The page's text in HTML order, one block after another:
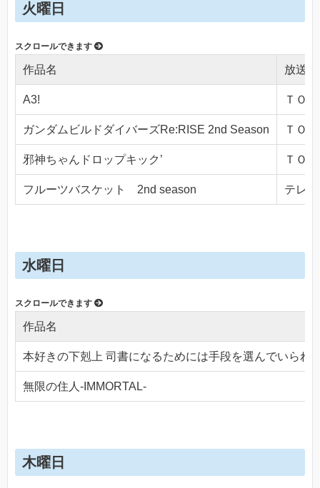
火曜日
作品名 放送局
A3! ＴＯ
ガンダムビルドダイバーズRe:RISE 2nd Season ＴＯ
邪神ちゃんドロップキック’ ＴＯ
フルーツバスケット 2nd season テレ
水曜日
作品名
本好きの下剋上 司書になるためには手段を選んでいられ
無限の住人-IMMORTAL-
木曜日